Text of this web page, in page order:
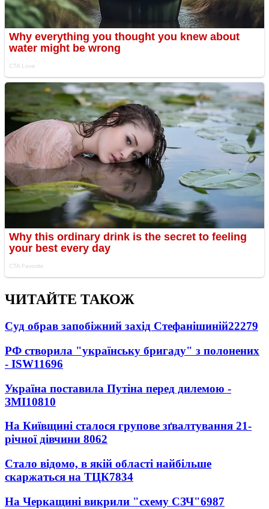
ЧИТАЙТЕ ТАКОЖ
Суд обрав запобіжний захід Стефанішиній22279
РФ створила "українську бригаду" з полонених
- ISW11696
Україна поставила Путіна перед дилемою -
ЗМІ10810
На Київщині сталося групове зґвалтування 21-
річної дівчини 8062
Стало відомо, в якій області найбільше
скаржаться на ТЦК7834
На Черкащині викрили "схему СЗЧ"6987